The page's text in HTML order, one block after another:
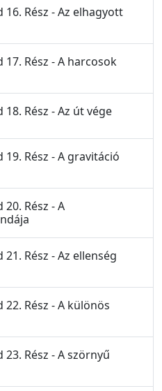
16. Rész - Az elhagyott
17. Rész - A harcosok
18. Rész - Az út vége
19. Rész - A gravitáció
20. Rész - A
21. Rész - Az ellenség
22. Rész - A különös
23. Rész - A szörnyű